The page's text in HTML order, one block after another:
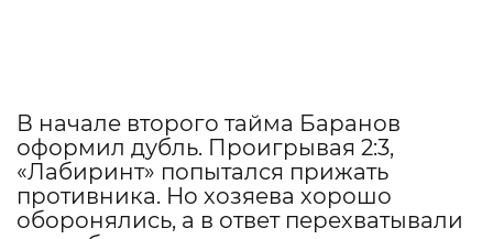
В начале второго тайма Баранов
оформил дубль. Проигрывая 2:3,
«Лабиринт» попытался прижать
противника. Но хозяева хорошо
оборонялись, а в ответ перехватывали